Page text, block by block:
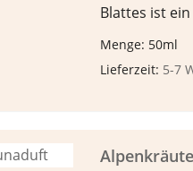
Blattes ist
Menge: 50ml
Lieferzeit: 5-7